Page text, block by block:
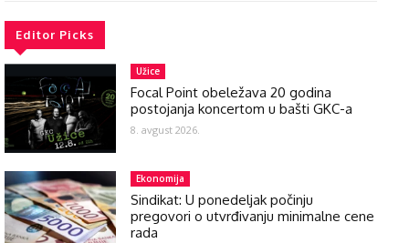
Editor Picks
Užice
Focal Point obeležava 20 godina
postojanja koncertom u bašti GKC-a
8. avgust 2026.
Ekonomija
Sindikat: U ponedeljak počinju
pregovori o utvrđivanju minimalne cene
rada